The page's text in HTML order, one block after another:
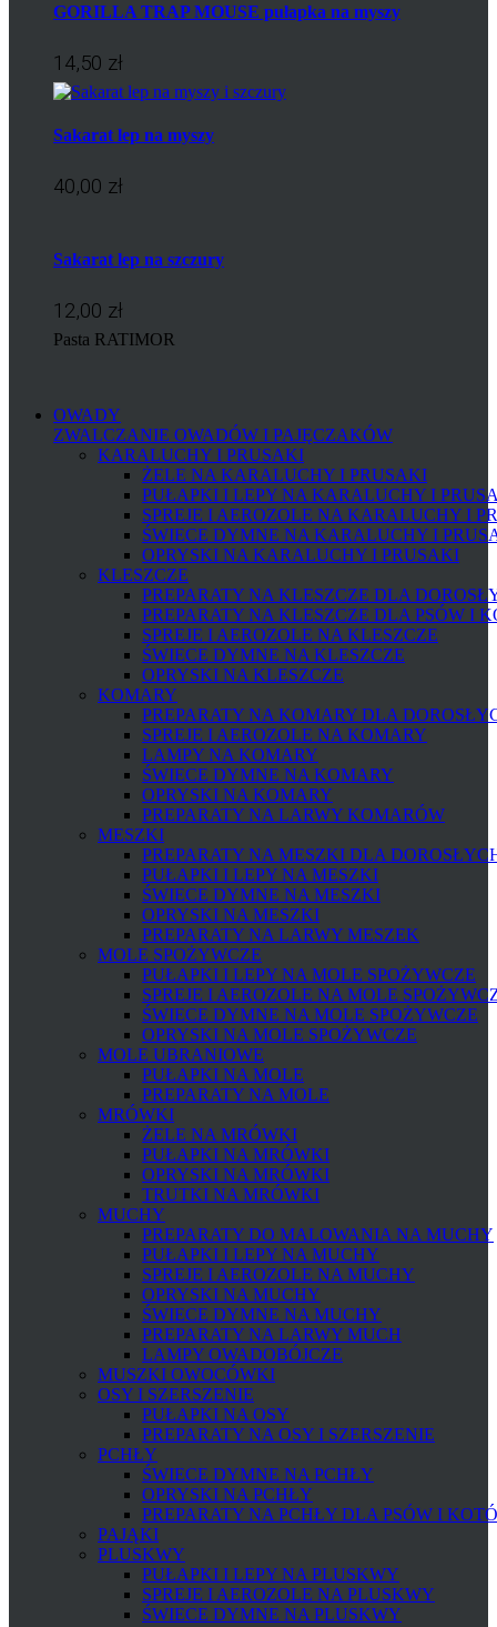
GORILLA TRAP MOUSE pułapka na myszy
14,50 zł
Sakarat lep na myszy
40,00 zł
Sakarat lep na szczury
12,00 zł
Pasta RATIMOR
OWADY
ZWALCZANIE OWADÓW I PAJĘCZAKÓW
KARALUCHY I PRUSAKI
ŻELE NA KARALUCHY I PRUSAKI
PUŁAPKI I LEPY NA KARALUCHY I
SPREJE I AEROZOLE NA KARALUCHY I
ŚWIECE DYMNE NA KARALUCHY I
OPRYSKI NA KARALUCHY I PRUSAKI
KLESZCZE
PREPARATY NA KLESZCZE DLA
PREPARATY NA KLESZCZE DLA PSÓW I
SPREJE I AEROZOLE NA KLESZCZE
ŚWIECE DYMNE NA KLESZCZE
OPRYSKI NA KLESZCZE
KOMARY
PREPARATY NA KOMARY DLA
SPREJE I AEROZOLE NA KOMARY
LAMPY NA KOMARY
ŚWIECE DYMNE NA KOMARY
OPRYSKI NA KOMARY
PREPARATY NA LARWY KOMARÓW
MESZKI
PREPARATY NA MESZKI DLA
PUŁAPKI I LEPY NA MESZKI
ŚWIECE DYMNE NA MESZKI
OPRYSKI NA MESZKI
PREPARATY NA LARWY MESZEK
MOLE SPOŻYWCZE
PUŁAPKI I LEPY NA MOLE SPOŻYWCZE
SPREJE I AEROZOLE NA MOLE
ŚWIECE DYMNE NA MOLE SPOŻYWCZE
OPRYSKI NA MOLE SPOŻYWCZE
MOLE UBRANIOWE
PUŁAPKI NA MOLE
PREPARATY NA MOLE
MRÓWKI
ŻELE NA MRÓWKI
PUŁAPKI NA MRÓWKI
OPRYSKI NA MRÓWKI
TRUTKI NA MRÓWKI
MUCHY
PREPARATY DO MALOWANIA NA MUCHY
PUŁAPKI I LEPY NA MUCHY
SPREJE I AEROZOLE NA MUCHY
OPRYSKI NA MUCHY
ŚWIECE DYMNE NA MUCHY
PREPARATY NA LARWY MUCH
LAMPY OWADOBÓJCZE
MUSZKI OWOCÓWKI
OSY I SZERSZENIE
PUŁAPKI NA OSY
PREPARATY NA OSY I SZERSZENIE
PCHŁY
ŚWIECE DYMNE NA PCHŁY
OPRYSKI NA PCHŁY
PREPARATY NA PCHŁY DLA PSÓW I
PAJĄKI
PLUSKWY
PUŁAPKI I LEPY NA PLUSKWY
SPREJE I AEROZOLE NA PLUSKWY
ŚWIECE DYMNE NA PLUSKWY